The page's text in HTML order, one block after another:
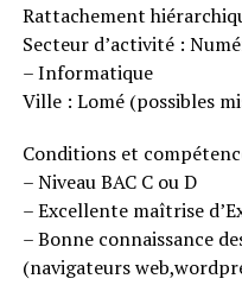
Rattachement
Secteur d’activité :
– Informatique
Ville : Lomé (possibles
Conditions et
– Niveau BAC C ou D
– Excellente maîtrise
– Bonne connaissance
(navigateurs